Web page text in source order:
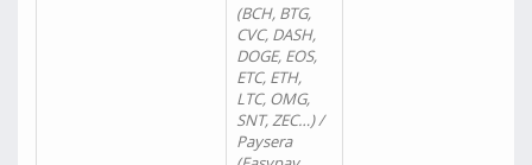
(BCH, BTG,
CVC, DASH,
DOGE, EOS,
ETC, ETH,
LTC, OMG,
SNT, ZEC…) /
Paysera